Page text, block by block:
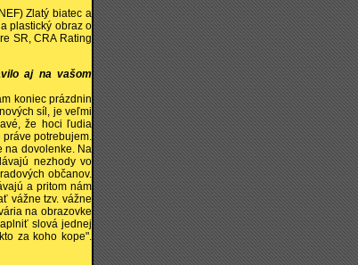
Zlatý biatec a
plastický obraz o
SR, CRA Rating
aj na vašom
koniec prázdnin
síl, je veľmi
že hoci ľudia
potrebujem.
na dovolenke. Na
nezhody vo
občanov.
a pritom nám
vážne tzv. vážne
na obrazovke
slová jednej
za koho kope".